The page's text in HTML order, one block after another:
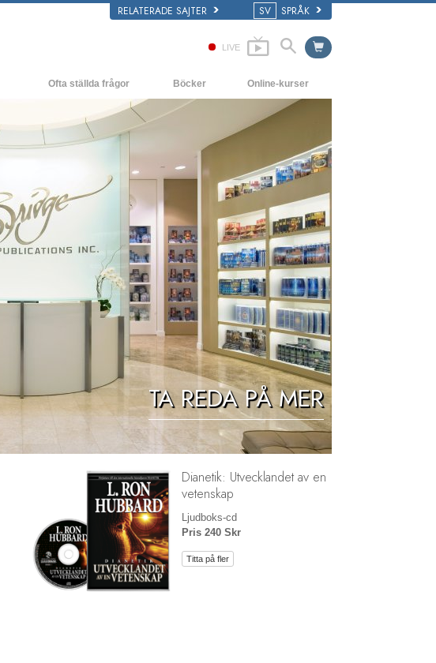
RELATERADE SAJTER SV SPRÅK
LIVE
Ofta ställda frågor
Bakgrund och grundläggande principer
Inne i en Kyrka
Scientologins organisationer
Böcker
De inledande böckerna
Ljudböcker
Introduktions-
föreläsningar
Filmer
Online-kurser
Hur man löser konflikter
Tillvarons dynamiker
Beståndsdelarna i förståelse
Lösningar för en farlig omgivning
Assister för sjukdomar och skador
Integritet och ärlighet
Äktenskap
Den emotionella tonskalan
Svar på drogproblemet
Verktyg för arbetslivet
Etik och tillstånden
Orsaken till undertryckande
Undersökningar
Organiseringens grunder
Grunderna i public relations
Targets och mål
TA REDA PÅ MER
Dianetik: Utvecklandet av en
vetenskap
Ljudboks-cd
Pris 240 Skr
Titta på fler